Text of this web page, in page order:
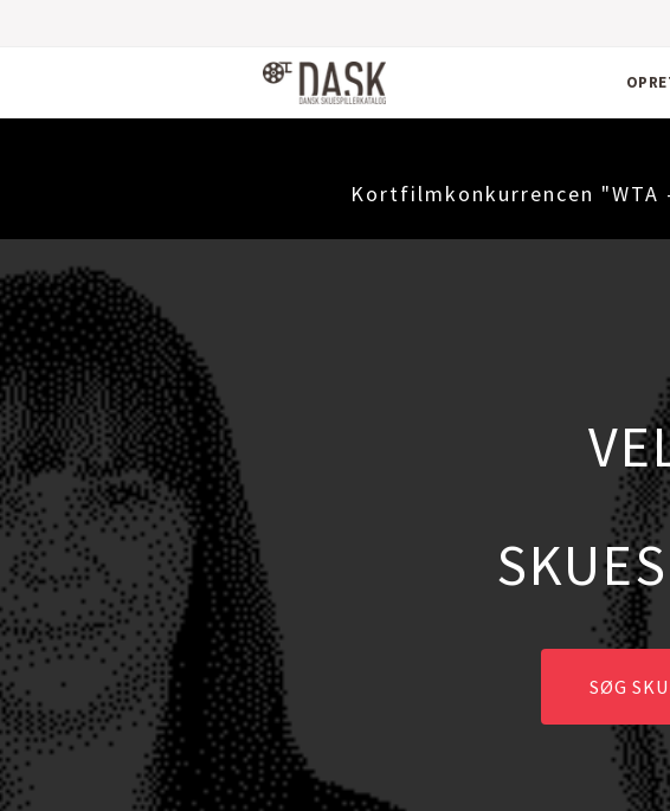
Kortfilmkonkurrencen "WTA